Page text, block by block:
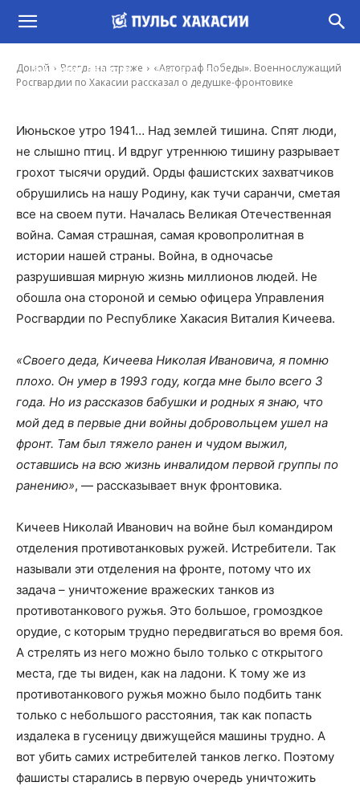
Домой Всегда на страже
«Автограф Победы». Военнослужащий
Росгвардии по Хакасии рассказал о дедушке-фронтовике
Росгвардии по Хакасии рассказал о
дедушке-фронтовике
Владимир Данилов - 15 Май, 2020 14:31
Июньское утро 1941… Над землей тишина. Спят люди,
не слышно птиц. И вдруг утреннюю тишину разрывает
грохот тысячи орудий. Орды фашистских захватчиков
обрушились на нашу Родину, как тучи саранчи, сметая
все на своем пути. Началась Великая Отечественная
война. Самая страшная, самая кровопролитная в
истории нашей страны. Война, в одночасье
разрушившая мирную жизнь миллионов людей. Не
обошла она стороной и семью офицера Управления
Росгвардии по Республике Хакасия Виталия Кичеева.
«Своего деда, Кичеева Николая Ивановича, я помню
плохо. Он умер в 1993 году, когда мне было всего 3
года. Но из рассказов бабушки и родных я знаю, что
мой дед в первые дни войны добровольцем ушел на
фронт. Там был тяжело ранен и чудом выжил,
оставшись на всю жизнь инвалидом первой группы по
ранению», — рассказывает внук фронтовика.
Кичеев Николай Иванович на войне был командиром
отделения противотанковых ружей. Истребители. Так
называли эти отделения на фронте, потому что их
задача – уничтожение вражеских танков из
противотанкового ружья. Это большое, громоздкое
орудие, с которым трудно передвигаться во время боя.
А стрелять из него можно было только с открытого
места, где ты виден, как на ладони. К тому же из
противотанкового ружья можно было подбить танк
только с небольшого расстояния, так как попасть
издалека в гусеницу движущейся машины трудно. А
вот убить самих истребителей танков легко. Поэтому
фашисты старались в первую очередь уничтожить